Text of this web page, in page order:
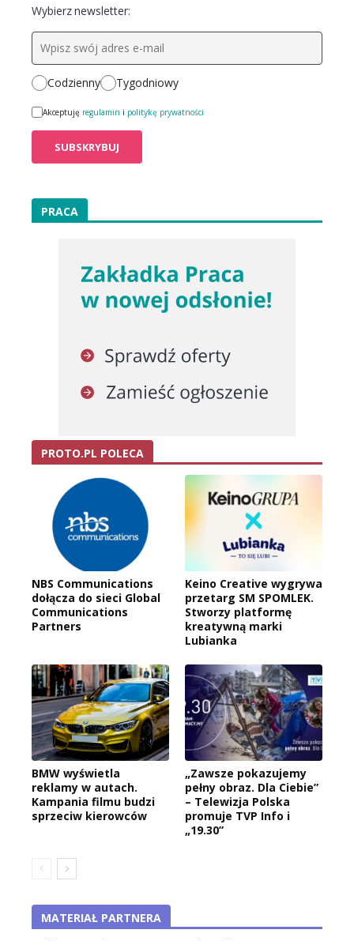
Wybierz newsletter:
Codzienny Tygodniowy
Akceptuję regulamin i politykę prywatności
PRACA
PROTO.PL POLECA
NBS Communications
dołącza do sieci Global
Communications
Partners
Keino Creative wygrywa
przetarg SM SPOMLEK.
Stworzy platformę
kreatywną marki
Lubianka
BMW wyświetla
reklamy w autach.
Kampania filmu budzi
sprzeciw kierowców
„Zawsze pokazujemy
pełny obraz. Dla Ciebie”
– Telewizja Polska
promuje TVP Info i
„19.30”
MATERIAŁ PARTNERA